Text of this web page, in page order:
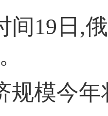
间19日,
规模今